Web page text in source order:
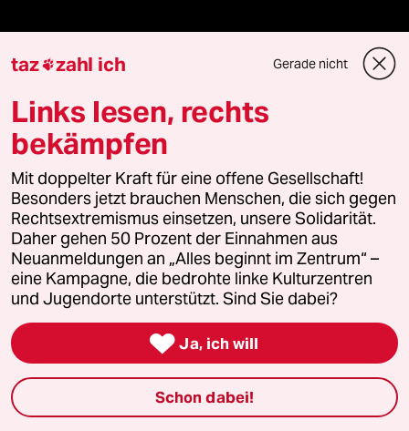
Mehr taz Lesestoff
taz Blogs
taz FUTURZWEI
Le Monde diplomatique
taz Archiv
Mehr taz Angebote
Reisen
taz zahl ich Gerade nicht
Links lesen, rechts
bekämpfen
Mit doppelter Kraft für eine offene Gesellschaft!
Besonders jetzt brauchen Menschen, die sich gegen
Rechtsextremismus einsetzen, unsere Solidarität.
Daher gehen 50 Prozent der Einnahmen aus
Neuanmeldungen an „Alles beginnt im Zentrum“ –
eine Kampagne, die bedrohte linke Kulturzentren
und Jugendorte unterstützt. Sind Sie dabei?
 Ja, ich will
Schon dabei!